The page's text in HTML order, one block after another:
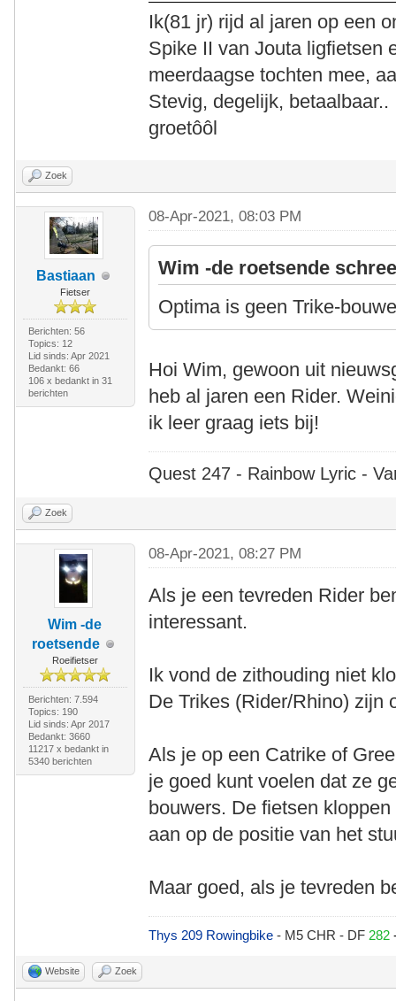
Ik(81 jr) rijd al jaren op een
Spike II van Jouta ligfietsen
meerdaagse tochten mee,
Stevig, degelijk, betaalbaar..
groetôôl
Zoek
Bastiaan
Fietser
Berichten: 56
Topics: 12
Lid sinds: Apr 2021
Bedankt: 66
106 x bedankt in 31
berichten
08-Apr-2021, 08:03 PM
Wim -de roetsende
Optima is geen Trike-
Hoi Wim, gewoon uit
heb al jaren een Rider.
ik leer graag iets bij!
Quest 247 - Rainbow Lyric -
Zoek
Wim -de
roetsende
Roeifietser
Berichten: 7.594
Topics: 190
Lid sinds: Apr 2017
Bedankt: 3660
11217 x bedankt in
5340 berichten
08-Apr-2021, 08:27 PM
Als je een tevreden Rider
interessant.
Ik vond de zithouding niet
De Trikes (Rider/Rhino) zijn
Als je op een Catrike of
je goed kunt voelen dat ze
bouwers. De fietsen
aan op de positie van het
Maar goed, als je tevreden
Thys 209 Rowingbike- M5 CHR - DF 282
Website Zoek